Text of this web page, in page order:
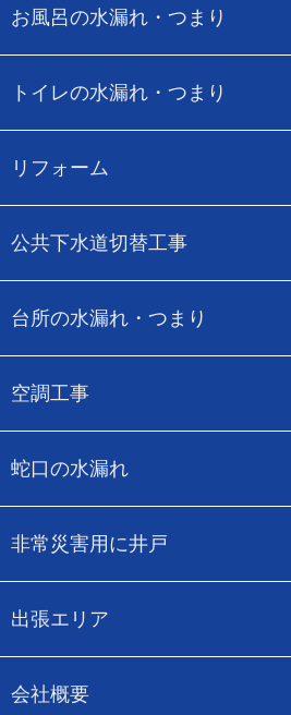
お風呂の水漏れ・つまり
トイレの水漏れ・つまり
リフォーム
公共下水道切替工事
台所の水漏れ・つまり
空調工事
蛇口の水漏れ
非常災害用に井戸
出張エリア
会社概要